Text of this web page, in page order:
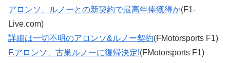
アロンソ、ルノーとの新契約で最高年俸獲得か(F1-
Live.com)
詳細は一切不明のアロンソ&ルノー契約(FMotorsports F1)
F.アロンソ、古巣ルノーに復帰決定!(FMotorsports F1)